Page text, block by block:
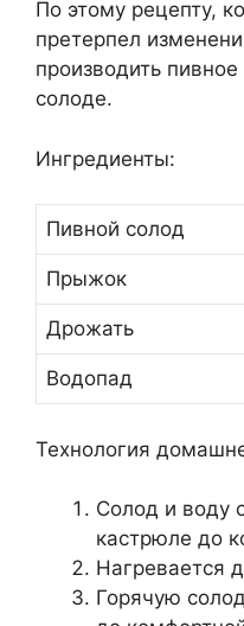
По этому рецепту,
претерпел
производить
солоде.
Ингредиенты:
Пивной солод
Прыжок
Дрожать
Водопад
Технология
Солод и воду
кастрюле до
Нагревается
Горячую